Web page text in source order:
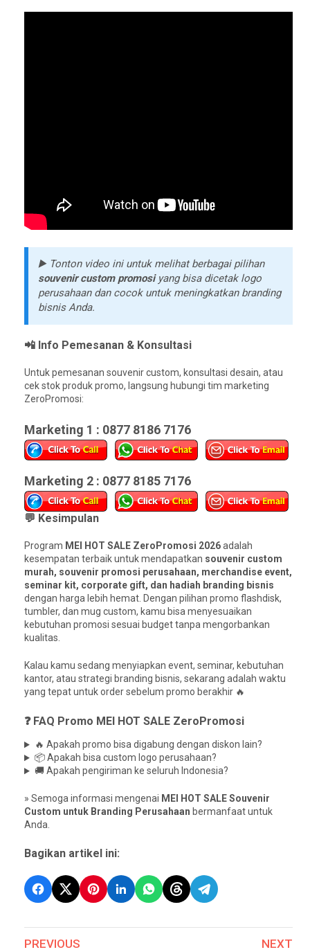
▶️ Tonton video ini untuk melihat berbagai pilihan
souvenir custom promosiyang bisa dicetak logo
perusahaan dan cocok untuk meningkatkan branding
bisnis Anda.
📲 Info Pemesanan & Konsultasi
Untuk pemesanan souvenir custom, konsultasi desain, atau
cek stok produk promo, langsung hubungi tim marketing
ZeroPromosi:
Marketing 1 : 0877 8186 7176
Marketing 2 : 0877 8185 7176
💬 Kesimpulan
Program MEI HOT SALE ZeroPromosi 2026adalah
kesempatan terbaik untuk mendapatkan souvenir custom
murah, souvenir promosi perusahaan, merchandise event,
seminar kit, corporate gift, dan hadiah branding bisnis
dengan harga lebih hemat. Dengan pilihan promo flashdisk,
tumbler, dan mug custom, kamu bisa menyesuaikan
kebutuhan promosi sesuai budget tanpa mengorbankan
kualitas.
Kalau kamu sedang menyiapkan event, seminar, kebutuhan
kantor, atau strategi branding bisnis, sekarang adalah waktu
yang tepat untuk order sebelum promo berakhir 🔥
❓ FAQ Promo MEI HOT SALE ZeroPromosi
🔥 Apakah promo bisa digabung dengan diskon lain?
📦 Apakah bisa custom logo perusahaan?
🚚 Apakah pengiriman ke seluruh Indonesia?
» Semoga informasi mengenai MEI HOT SALE Souvenir
Custom untuk Branding Perusahaan bermanfaat untuk
Anda.
Bagikan artikel ini:
PREVIOUS NEXT